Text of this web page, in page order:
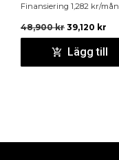
Finansiering 1,282 kr/mån
48,900kr 39,120 kr
Lägg till